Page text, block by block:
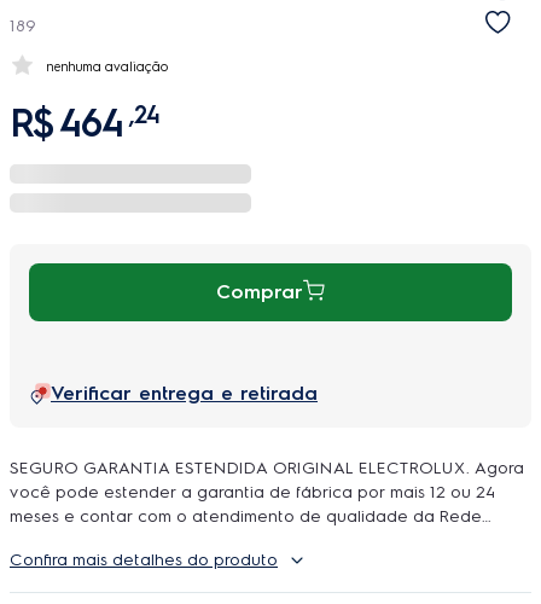
189
nenhuma avaliação
R$464 ,24
Comprar
Verificar entrega e retirada
SEGURO GARANTIA ESTENDIDA ORIGINAL ELECTROLUX. Agora
você pode estender a garantia de fábrica por mais 12 ou 24
meses e contar com o atendimento de qualidade da Rede
podem ser feitos quantos reparos forem necessarios, incluindo
peças e serviço, sem você se preoupar com orçamentos e
Confira mais detalhes do produto